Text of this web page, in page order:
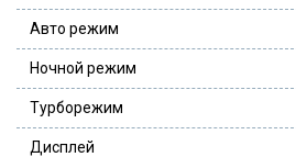
Авто режим
Ночной режим
Турборежим
Дисплей